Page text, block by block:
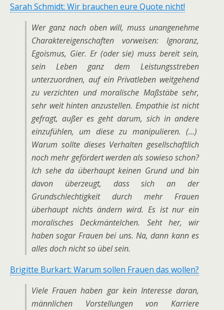
Sarah Schmidt: Wir brauchen eure Quote nicht!
Wer ganz nach oben will, muss unangenehme
Charaktereigenschaften vorweisen: Ignoranz,
Egoismus, Gier. Er (oder sie) muss bereit sein,
sein Leben ganz dem Leistungsstreben
unterzuordnen, auf ein Privatleben weitgehend
zu verzichten und moralische Maßstäbe sehr,
sehr weit hinten anzustellen. Empathie ist nicht
gefragt, außer es geht darum, sich in andere
einzufühlen, um diese zu manipulieren. (…)
Warum sollte dieses Verhalten gesellschaftlich
noch mehr gefördert werden als sowieso schon?
Ich sehe da überhaupt keinen Grund und bin
davon überzeugt, dass sich an der
Grundschlechtigkeit durch mehr Frauen
überhaupt nichts ändern wird. Es ist nur ein
moralisches Deckmäntelchen. Seht her, wir
haben sogar Frauen bei uns. Na, dann kann es
alles doch nicht so übel sein.
Brigitte Burkart: Warum sollen Frauen das wollen?
Viele Frauen haben gar kein Interesse daran,
männlichen Vorstellungen von Karriere